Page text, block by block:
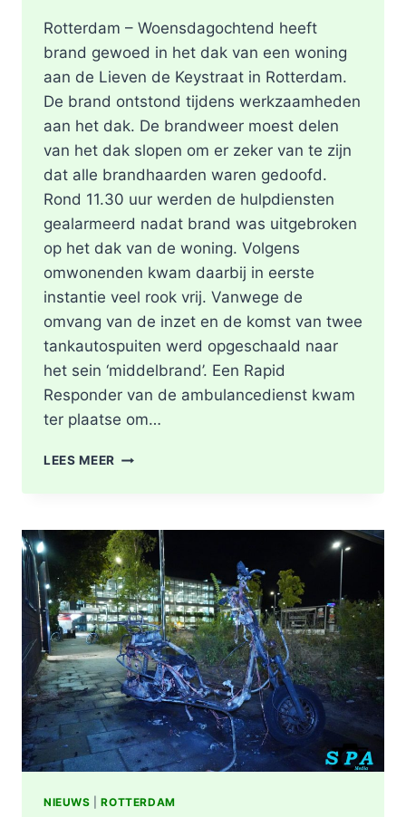
Rotterdam – Woensdagochtend heeft
brand gewoed in het dak van een woning
aan de Lieven de Keystraat in Rotterdam.
De brand ontstond tijdens werkzaamheden
aan het dak. De brandweer moest delen
van het dak slopen om er zeker van te zijn
dat alle brandhaarden waren gedoofd.
Rond 11.30 uur werden de hulpdiensten
gealarmeerd nadat brand was uitgebroken
op het dak van de woning. Volgens
omwonenden kwam daarbij in eerste
instantie veel rook vrij. Vanwege de
omvang van de inzet en de komst van twee
tankautospuiten werd opgeschaald naar
het sein ‘middelbrand’. Een Rapid
Responder van de ambulancedienst kwam
ter plaatse om…
LEES MEER BRAND
WONING
TIJDENS
WERKZAAMHEDEN
AAN
LIEVEN
DE
KEYSTRAAT
IN
ROTTERDAM
NIEUWS |ROTTERDAM